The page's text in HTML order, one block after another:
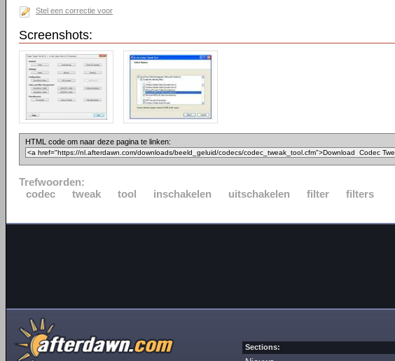
Stel een correctie voor
Screenshots:
HTML code om naar deze pagina te linken:
Trefwoorden:
codec
tweak tool inschakelen uitschakelen filter filters
Sections: